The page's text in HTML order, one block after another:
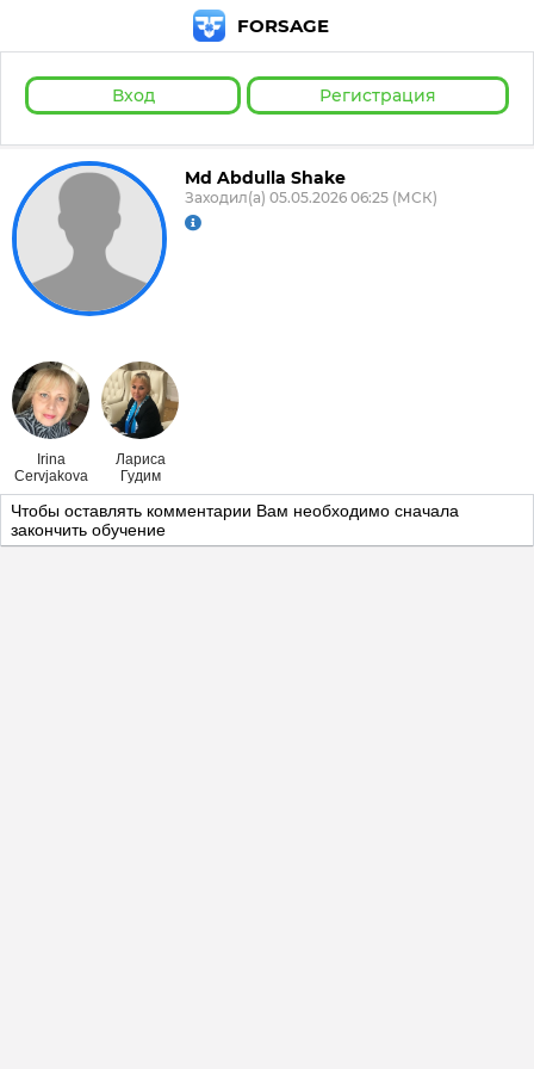
FORSAGE
Вход Регистрация
Md Abdulla Shake
Заходил(а) 05.05.2026 06:25 (МСК)
Irina
Cervjakova
Лариса
Гудим
Чтобы оставлять комментарии Вам необходимо сначала
закончить обучение